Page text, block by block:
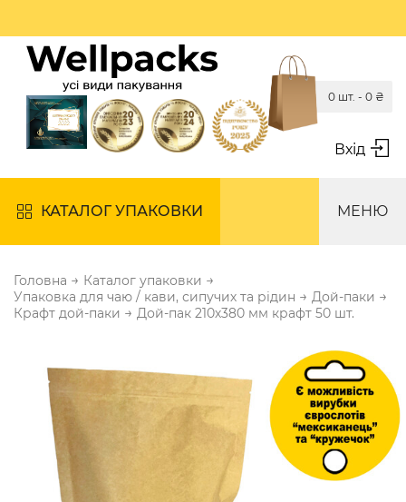
Вхід
0 шт. - 0 ₴
КАТАЛОГ УПАКОВКИ МЕНЮ
Головна → Каталог упаковки →
Упаковка для чаю / кави, сипучих та рідин → Дой-паки →
Крафт дой-паки → Дой-пак 210х380 мм крафт 50 шт.